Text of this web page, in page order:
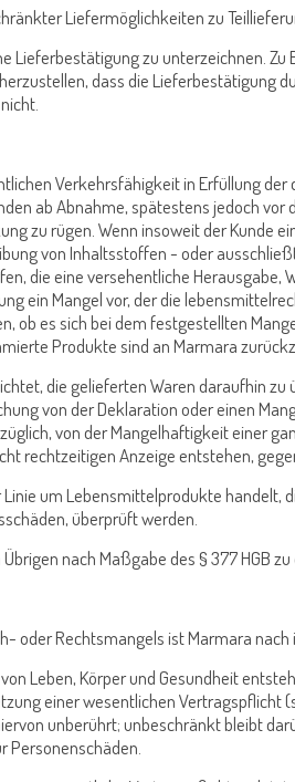
Liefermöglichkeiten zu
Lieferbestätigung zu unterzeichnen.
dass die Lieferbestätigung
Verkehrsfähigkeit in Erfüllung
ab Abnahme, spätestens jedoch
zu rügen. Wenn insoweit der
von Inhaltsstoffen - oder
die eine versehentliche
ein Mangel vor, der die
ob es sich bei dem festgestellten
Produkte sind an Marmara
die gelieferten Waren daraufhin
von der Deklaration oder einen
von der Mangelhaftigkeit einer
rechtzeitigen Anzeige entstehen,
Linie um Lebensmittelprodukte
überprüft werden.
nach Maßgabe des § 377 HGB zu
oder Rechtsmangels ist Marmara
Leben, Körper und Gesundheit
einer wesentlichen Vertragspflicht
unberührt; unbeschränkt bleibt